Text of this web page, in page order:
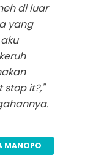
di luar
yang
stop it?,"
MANOPO